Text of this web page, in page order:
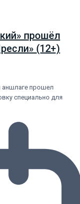
прошёл
(12+)
аншлаге прошел
специально для